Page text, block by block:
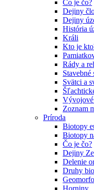
Čo je čo?
Dejiny
Dejiny
História
Králi
Kto je
Rády a
Stavebné
Svätci a
Zoznam
Príroda
Biotopy
Biotopy
Čo je čo?
Dejiny
Delenie
Druhy
Horniny